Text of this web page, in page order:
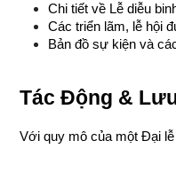
Chi tiết về Lễ diễu
Các triển lãm, lễ hội
Bản đồ sự kiện và
Tác Động &
Với quy mô của một Đại